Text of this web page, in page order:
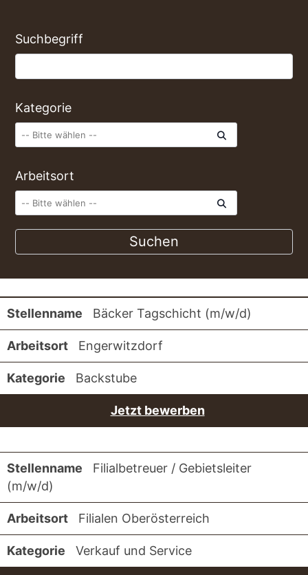
Suchbegriff
Kategorie
Arbeitsort
Bäcker Tagschicht (m/w/d)
Engerwitzdorf
Backstube
Jetzt bewerben
Filialbetreuer / Gebietsleiter
(m/w/d)
Filialen Oberösterreich
Verkauf und Service